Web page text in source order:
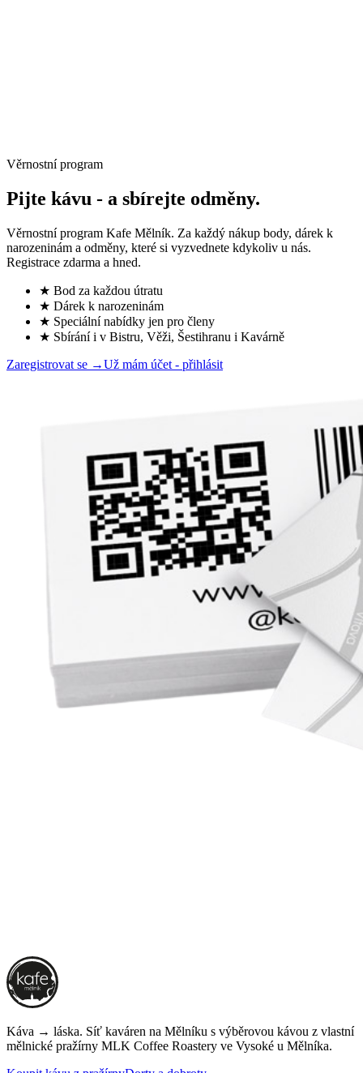
→
Věrnostní program
Pijte kávu - a sbírejte odměny.
Věrnostní program Kafe Mělník. Za každý nákup body, dárek k
narozeninám a odměny, které si vyzvednete kdykoliv u nás.
Registrace zdarma a hned.
★ Bod za každou útratu
★ Dárek k narozeninám
★ Speciální nabídky jen pro členy
★ Sbírání i v Bistru, Věži, Šestihranu i Kavárně
Zaregistrovat se →Už mám účet - přihlásit
Káva → láska. Síť kaváren na Mělníku s výběrovou kávou z vlastní
mělnické pražírny MLK Coffee Roastery ve Vysoké u Mělníka.